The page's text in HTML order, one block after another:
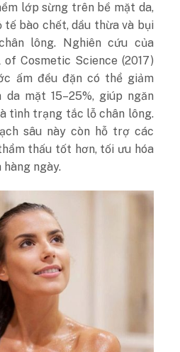
lớp sừng trên bề mặt da,
tế bào chết, dầu thừa và bụi
lông. Nghiên cứu của
of Cosmetic Science (2017)
ấm đều đặn có thể giảm
mặt 15–25%, giúp ngăn
tình trạng tắc lỗ chân lông.
sâu này còn hỗ trợ các
thấu tốt hơn, tối ưu hóa
hàng ngày.